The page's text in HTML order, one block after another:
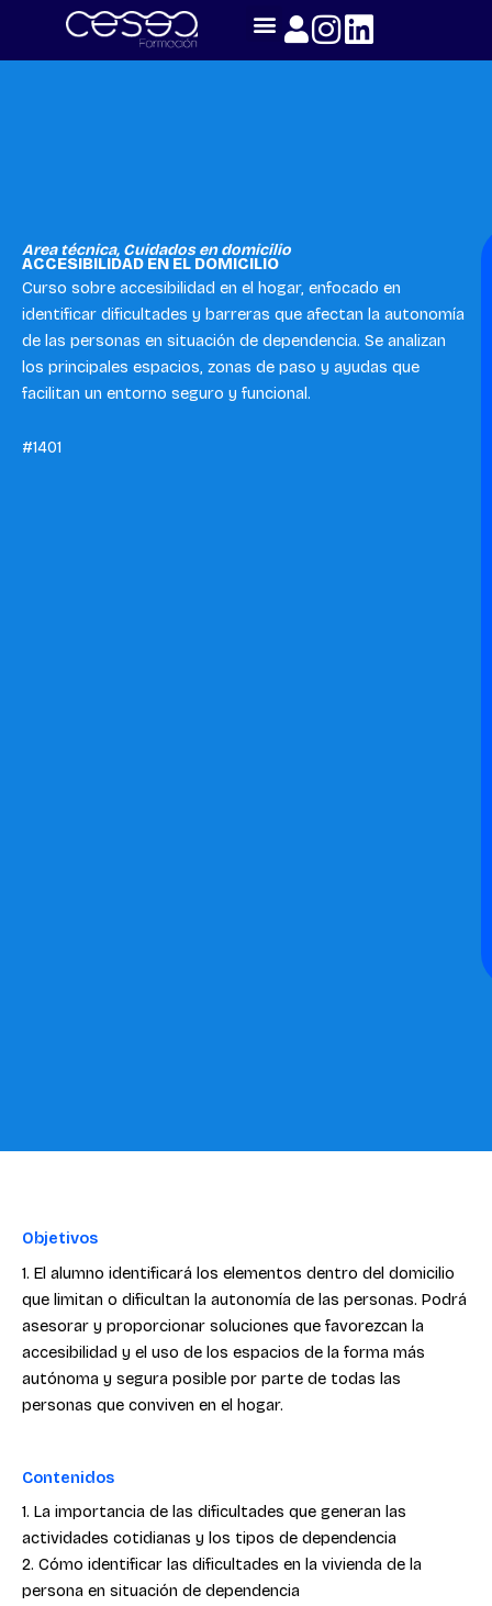
content
Area técnica, Cuidados en domicilio
ACCESIBILIDAD EN EL DOMICILIO
Curso sobre accesibilidad en el hogar, enfocado en
identificar dificultades y barreras que afectan la autonomía
de las personas en situación de dependencia. Se analizan
los principales espacios, zonas de paso y ayudas que
facilitan un entorno seguro y funcional.
#1401
Objetivos
1. El alumno identificará los elementos dentro del domicilio
que limitan o dificultan la autonomía de las personas. Podrá
asesorar y proporcionar soluciones que favorezcan la
accesibilidad y el uso de los espacios de la forma más
autónoma y segura posible por parte de todas las
personas que conviven en el hogar.
Contenidos
1. La importancia de las dificultades que generan las
actividades cotidianas y los tipos de dependencia
2. Cómo identificar las dificultades en la vivienda de la
persona en situación de dependencia